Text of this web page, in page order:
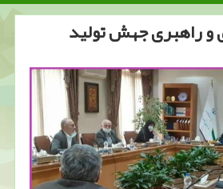
و راهبری جهش تولید